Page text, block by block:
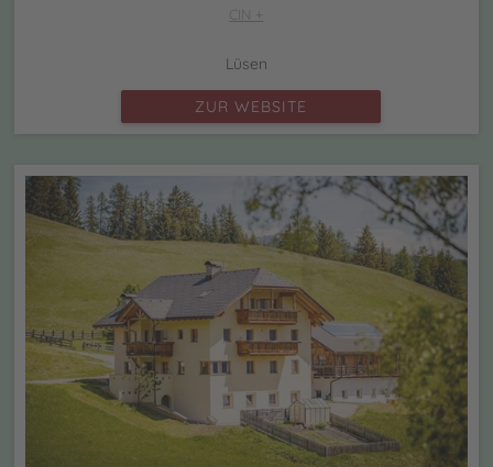
CIN +
Lüsen
ZUR WEBSITE